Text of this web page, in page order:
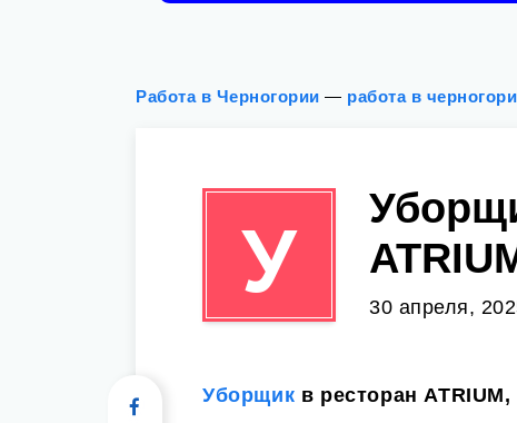
Работа в Черногории — работа в
У 30 апреля,
Уборщик в ресторан ATRIUM,